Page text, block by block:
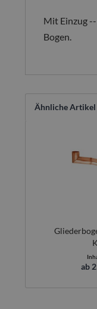
Mit Einzug
Bogen.
Ähnliche Artikel
ab